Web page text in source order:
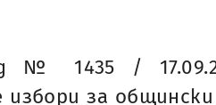
№ 1435 /
за